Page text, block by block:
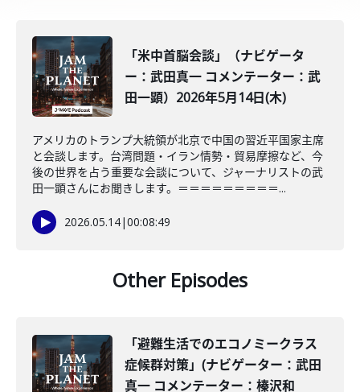
「米中首脳会談」（ナビゲータ
ー：武田真一 コメンテーター：武
田一顕）2026年5月14日(木)
アメリカのトランプ大統領が北京で中国の習近平国家主席
と会談します。台湾問題・イラン情勢・貿易摩擦など、今
後の世界を占う重要な会談について、ジャーナリストの武
田一顕さんにお聞きします。＝＝＝＝＝＝＝＝＝...
2026.05.14|00:08:49
Other Episodes
「避難生活でのエコノミークラス
症候群対策」(ナビゲーター：武田
真一 コメンテーター：榛沢和